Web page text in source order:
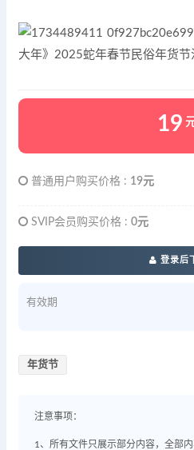
19
普通用户购买价格 : 19元
SVIP会员购买价格 : 0元
登录后
有效期
年货节
注意事项：
1、所有文件只展示部分内容，全部内